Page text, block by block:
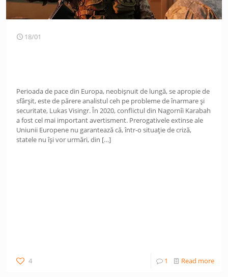
18/01
Perioada de pace din Europa, neobișnuit de lungă, se apropie de
sfârșit, este de părere analistul ceh pe probleme de înarmare și
securitate, Lukas Visingr. În 2020, conflictul din Nagornîi Karabah
a fost cel mai important avertisment. Prerogativele extinse ale
Uniunii Europene nu garantează că, într-o situație de criză,
statele nu își vor urmări, din […]
4 1 Read more